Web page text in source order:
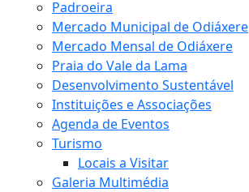
Padroeira
Mercado Municipal de Odiáxere
Mercado Mensal de Odiáxere
Praia do Vale da Lama
Desenvolvimento Sustentável
Instituições e Associações
Agenda de Eventos
Turismo
Locais a Visitar
Galeria Multimédia